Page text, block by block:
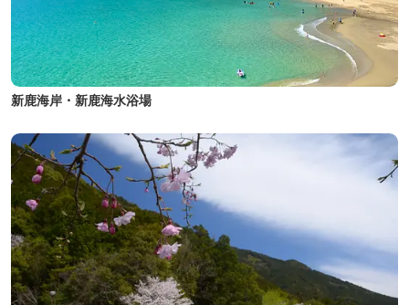
新鹿海岸・新鹿海水浴場